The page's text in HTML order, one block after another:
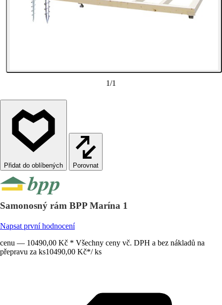
1/1
Porovnat
Samonosný rám BPP Marína 1
Napsat první hodnocení
cenu — 10490,00 Kč * Všechny ceny vč. DPH a bez nákladů na
přepravu za ks10490,00 Kč*/ ks